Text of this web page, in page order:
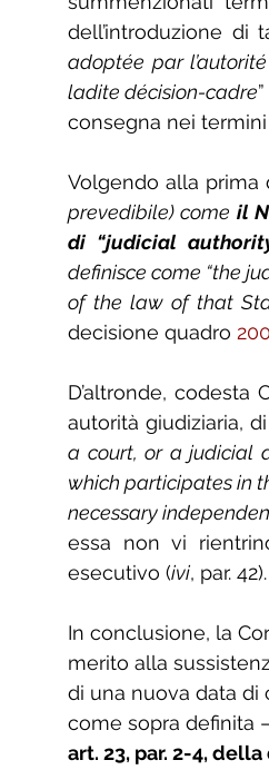
dell’introduzione di
adoptée par
ladite décision-cadre”
consegna nei
Volgendo alla prima
prevedibile) come il
di “judicial
definisce come “the
of the law of that
decisione quadro
D’altronde,
autorità giudiziaria,
a court, or a judicial
which participates in
necessary
essa non vi
esecutivo (ivi, par. 42).
In conclusione, la
merito alla
di una nuova data di
come sopra definita
art. 23, par. 2-4,